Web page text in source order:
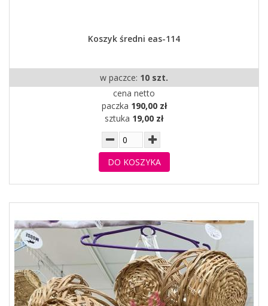
Koszyk średni eas-114
w paczce: 10 szt.
cena netto
paczka 190,00 zł
sztuka 19,00 zł
DO KOSZYKA